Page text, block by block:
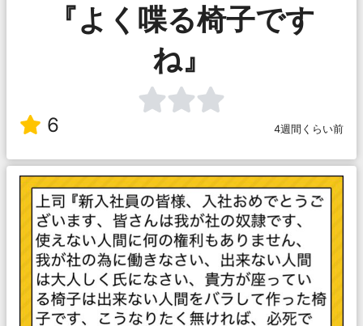
『よく喋る椅子です
ね』
6 4週間くらい前